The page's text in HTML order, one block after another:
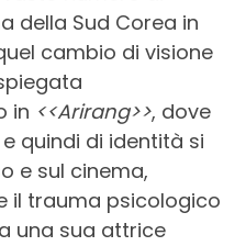
della Sud Corea in
cambio di visione
in <<Arirang>>, dove
quindi di identità si
e sul cinema,
il trauma psicologico
una sua attrice